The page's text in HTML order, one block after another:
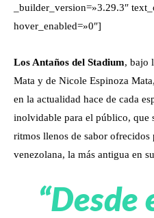
_builder_version=»3.29.3″
hover_enabled=»0″]
Los Antaños del Stadium, bajo
Mata y de Nicole Espinoza
en la actualidad hace de cada
inolvidable para el público, que
ritmos llenos de sabor ofrecidos
venezolana, la más antigua en
“Desde